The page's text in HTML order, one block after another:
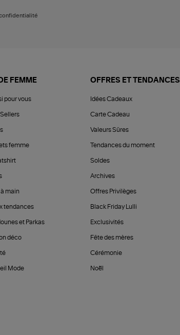
FEMME
pour vous
femme
main
tendances
et Parkas
déco
Mode
OFFRES ET TENDANCES
Idées Cadeaux
Carte Cadeau
Valeurs Sûres
Tendances du moment
Soldes
Archives
Offres Privilèges
Black Friday Lulli
Exclusivités
Fête des mères
Cérémonie
Noël